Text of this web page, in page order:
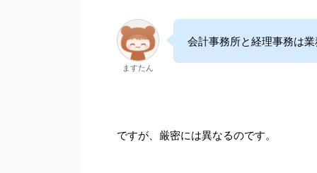
ますたん
会計事務所と経理事務は
ですが、厳密には異なるのです。